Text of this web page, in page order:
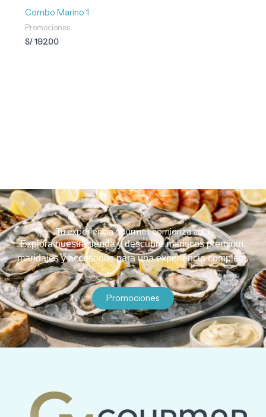
Combo Marino 1
Promociones
S/192.00
Tu experiencia gourmet comienza aquí.
Explora nuestra tienda y descubre mariscos premium,
maridajes y accesorios para una experiencia completa.
Promociones